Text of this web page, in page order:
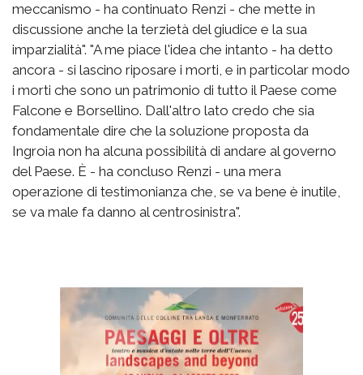
meccanismo - ha continuato Renzi - che mette in
discussione anche la terzietà del giudice e la sua
imparzialità". "A me piace l'idea che intanto - ha detto
ancora - si lascino riposare i morti, e in particolar modo
i morti che sono un patrimonio di tutto il Paese come
Falcone e Borsellino. Dall'altro lato credo che sia
fondamentale dire che la soluzione proposta da
Ingroia non ha alcuna possibilità di andare al governo
del Paese. È - ha concluso Renzi - una mera
operazione di testimonianza che, se va bene è inutile,
se va male fa danno al centrosinistra".